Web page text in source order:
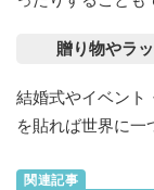
贈り物やラ
結婚式やイベント
を貼れば世界に一